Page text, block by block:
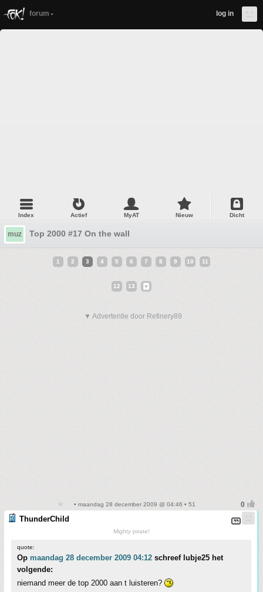
forum log in
Index Actief MyAT Nieuw Dicht
muz Top 2000 #17 On the wall
1 2 3 4 5 6 7 8 9 10 11
12 13
▼ Advertentie door Refinery89
• maandag 28 december 2009 @ 04:46 • 51
ThunderChild
Mighty pirate!
quote:
Op maandag 28 december 2009 04:12 schreef lubje25 het
volgende:
niemand meer de top 2000 aan t luisteren?